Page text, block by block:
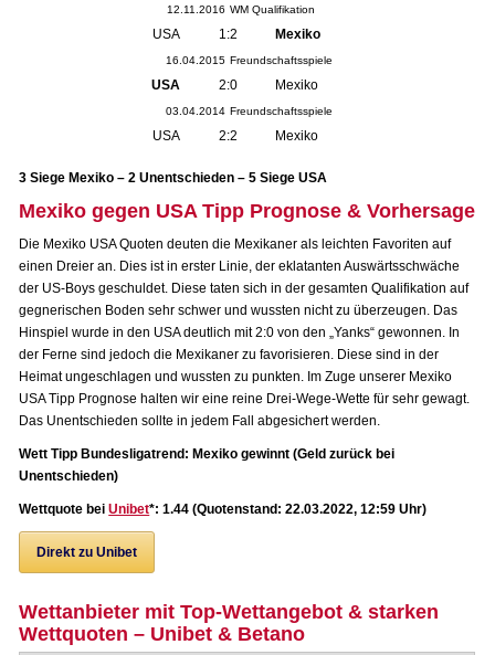
12.11.2016 WM Qualifikation
USA 1:2 Mexiko
16.04.2015 Freundschaftsspiele
USA 2:0 Mexiko
03.04.2014 Freundschaftsspiele
USA 2:2 Mexiko
3 Siege Mexiko – 2 Unentschieden – 5 Siege USA
Mexiko gegen USA Tipp Prognose & Vorhersage
Die Mexiko USA Quoten deuten die Mexikaner als leichten Favoriten auf
einen Dreier an. Dies ist in erster Linie, der eklatanten Auswärtsschwäche
der US-Boys geschuldet. Diese taten sich in der gesamten Qualifikation auf
gegnerischen Boden sehr schwer und wussten nicht zu überzeugen. Das
Hinspiel wurde in den USA deutlich mit 2:0 von den „Yanks“ gewonnen. In
der Ferne sind jedoch die Mexikaner zu favorisieren. Diese sind in der
Heimat ungeschlagen und wussten zu punkten. Im Zuge unserer Mexiko
USA Tipp Prognose halten wir eine reine Drei-Wege-Wette für sehr gewagt.
Das Unentschieden sollte in jedem Fall abgesichert werden.
Wett Tipp Bundesligatrend: Mexiko gewinnt (Geld zurück bei
Unentschieden)
Wettquote beiUnibet*: 1.44 (Quotenstand: 22.03.2022, 12:59 Uhr)
Direkt zu Unibet
Wettanbieter mit Top-Wettangebot & starken
Wettquoten – Unibet & Betano